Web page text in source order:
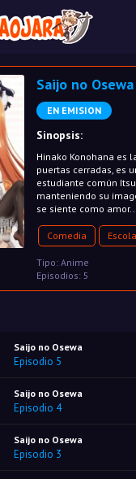
Saijo no Osewa
EN EMISION
Sinopsis:
Hinako Konohana es
puertas cerradas, es
estudiante común
manteniendo su
se siente como
Comedia
Tipo: Anime
Episodios: 5
Saijo no Osewa
Episodio 5
Saijo no Osewa
Episodio 4
Saijo no Osewa
Episodio 3